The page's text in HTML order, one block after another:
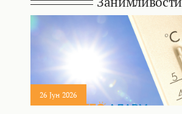
26 Јун 2026